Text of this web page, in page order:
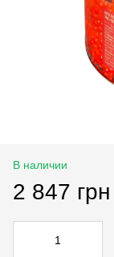
В наличии
2 847 грн